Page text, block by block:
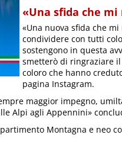
«Una sfida che
«Una nuova sfida che
condividere con tutti
sostengono in questa
smetterò di ringraziare
coloro che hanno
pagina Instagram.
maggior impegno,
Alpi agli Appennini»
Montagna e neo